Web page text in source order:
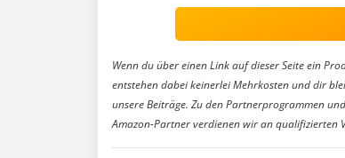
Wenn du über einen Link auf dieser Seite ein
entstehen dabei keinerlei Mehrkosten und dir
unsere Beiträge. Zu den Partnerprogrammen
Amazon-Partner verdienen wir an qualifizierten